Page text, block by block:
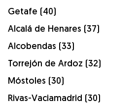
Getafe (40)
Alcalá de Henares (37)
Alcobendas (33)
Torrejón de Ardoz (32)
Móstoles (30)
Rivas-Vaciamadrid (30)